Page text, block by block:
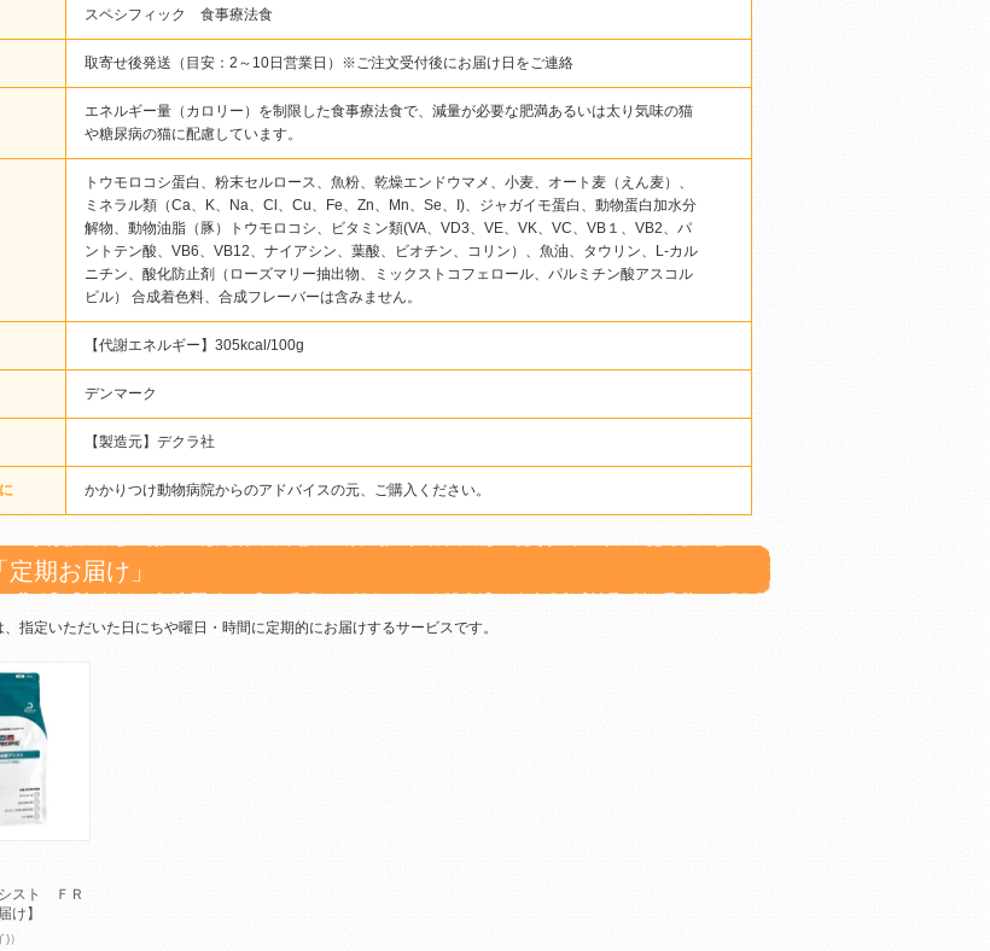
スペシフィック 食事療法食
取寄せ後発送（目安：2～10日営業日）※ご注文受付後にお届け日をご連絡
エネルギー量（カロリー）を制限した食事療法食で、減量が必要な肥満あるいは太り気味の猫
や糖尿病の猫に配慮しています。
トウモロコシ蛋白、粉末セルロース、魚粉、乾燥エンドウマメ、小麦、オート麦（えん麦）、
ミネラル類（Ca、K、Na、Cl、Cu、Fe、Zn、Mn、Se、I)、ジャガイモ蛋白、動物蛋白加水分
解物、動物油脂（豚）トウモロコシ、ビタミン類(VA、VD3、VE、VK、VC、VB１、VB2、パ
ントテン酸、VB6、VB12、ナイアシン、葉酸、ビオチン、コリン）、魚油、タウリン、L-カル
ニチン、酸化防止剤（ローズマリー抽出物、ミックストコフェロール、パルミチン酸アスコル
ビル） 合成着色料、合成フレーバーは含みません。
【代謝エネルギー】305kcal/100g
デンマーク
【製造元】デクラ社
かかりつけ動物病院からのアドバイスの元、ご購入ください。
期お届け」
、指定いただいた日にちや曜日・時間に定期的にお届けするサービスです。
スト ＦＲ
け】
）